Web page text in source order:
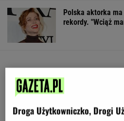
Polska aktorka
rekordy. "Wciąż
Droga Użytkowniczko, Drogi